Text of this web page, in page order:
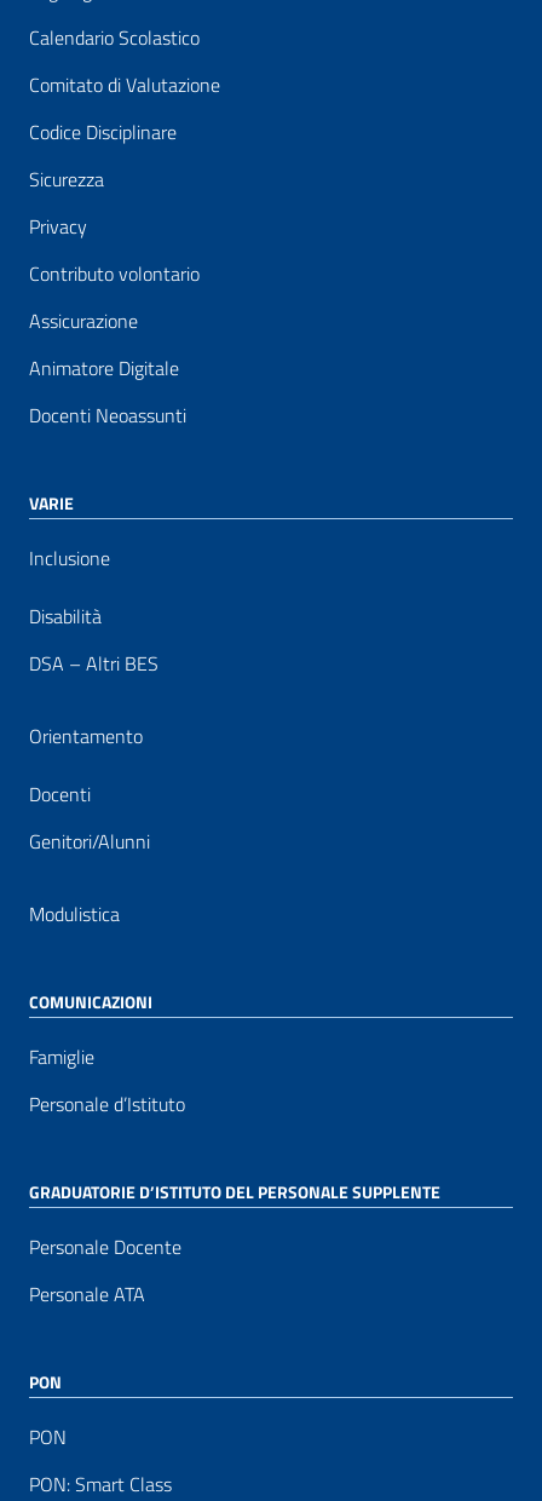
Calendario Scolastico
Comitato di Valutazione
Codice Disciplinare
Sicurezza
Privacy
Contributo volontario
Assicurazione
Animatore Digitale
Docenti Neoassunti
VARIE
Inclusione
Disabilità
DSA – Altri BES
Orientamento
Docenti
Genitori/Alunni
Modulistica
COMUNICAZIONI
Famiglie
Personale d’Istituto
GRADUATORIE D’ISTITUTO DEL PERSONALE SUPPLENTE
Personale Docente
Personale ATA
PON
PON
PON: Smart Class